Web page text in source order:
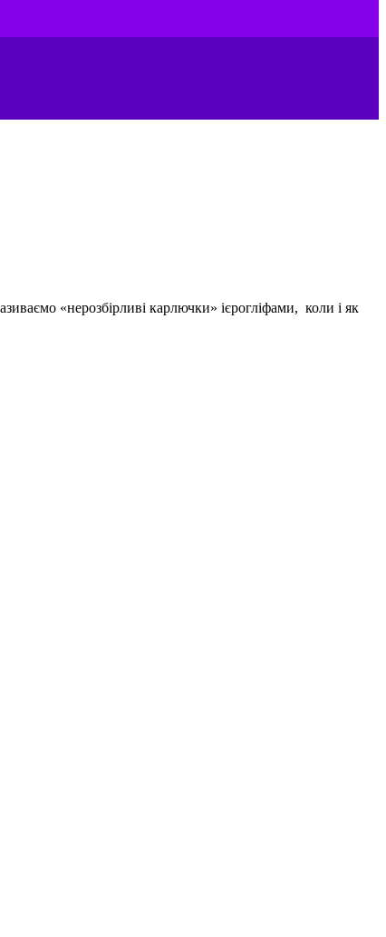
«нерозбірливі карлючки» ієрогліфами, коли і як